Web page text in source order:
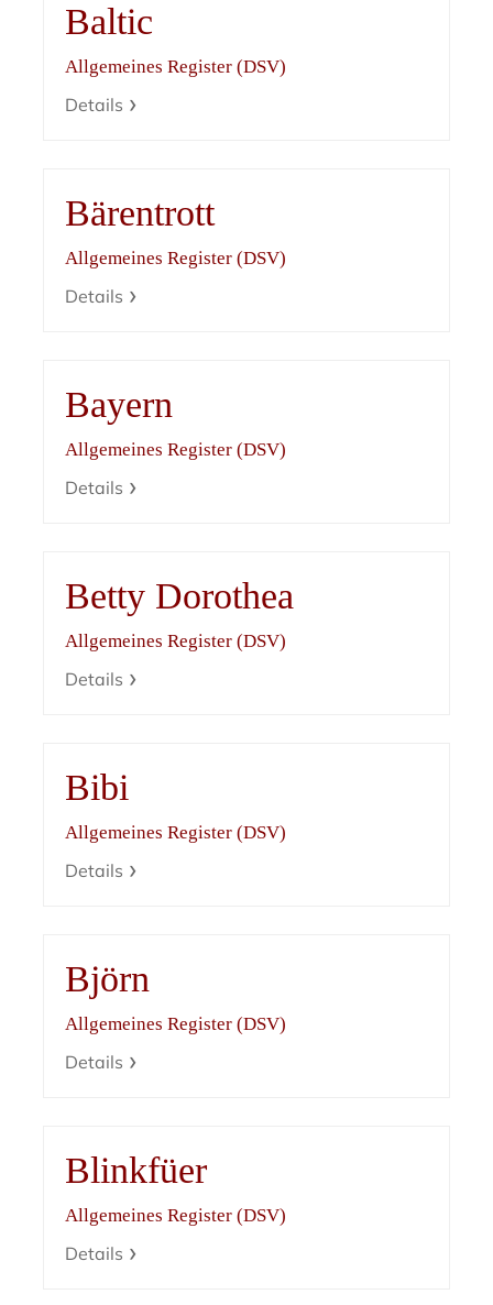
Baltic
Allgemeines Register (DSV)
Details
Bärentrott
Allgemeines Register (DSV)
Details
Bayern
Allgemeines Register (DSV)
Details
Betty Dorothea
Allgemeines Register (DSV)
Details
Bibi
Allgemeines Register (DSV)
Details
Björn
Allgemeines Register (DSV)
Details
Blinkfüer
Allgemeines Register (DSV)
Details